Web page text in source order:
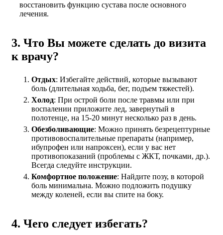
восстановить функцию сустава после основного
лечения.
3. Что Вы можете сделать до визита
к врачу?
Отдых: Избегайте действий, которые вызывают
боль (длительная ходьба, бег, подъем тяжестей).
Холод: При острой боли после травмы или при
воспалении приложите лед, завернутый в
полотенце, на 15-20 минут несколько раз в день.
Обезболивающие: Можно принять безрецептурные
противовоспалительные препараты (например,
ибупрофен или напроксен), если у вас нет
противопоказаний (проблемы с ЖКТ, почками, др.).
Всегда следуйте инструкции.
Комфортное положение: Найдите позу, в которой
боль минимальна. Можно подложить подушку
между коленей, если вы спите на боку.
4. Чего следует избегать?